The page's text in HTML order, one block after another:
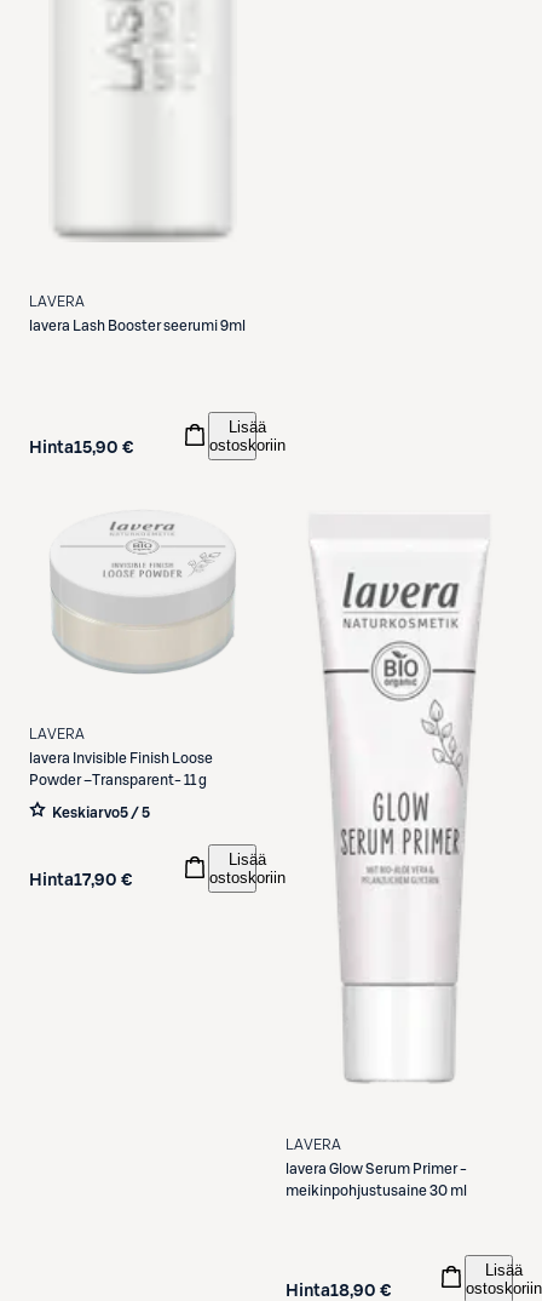
LAVERA
lavera
Lash Booster seerumi 9ml
Hinta15,90 €
Lisää
ostoskoriin
LAVERA
lavera Invisible Finish Loose
Powder –Transparent- 11 g
Keskiarvo5 / 5
Hinta17,90 €
Lisää
ostoskoriin
LAVERA
lavera Glow Serum Primer -
meikinpohjustusaine 30 ml
Hinta18,90 €
Lisää
ostoskoriin